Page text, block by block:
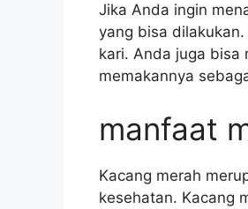
Jika Anda ingin
yang bisa
kari. Anda juga bisa
memakannya
manfaat
Kacang merah
kesehatan. Kacang